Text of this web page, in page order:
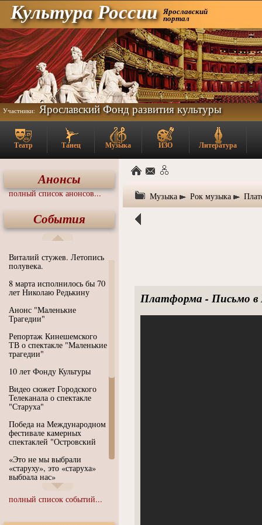
Культура России Ярославский
портал
Участники: Ярославский Фонд развития культуры
Театр Танец Музыка ИЗО Литература
Анонсы
полный список анонсов...
События
Виталий стужев. Летопись
полувека.
8 марта исполнилось бы 70
лет Николаю Редькину
Анонс "Маленькие
Трагедии"
Репортаж Кинешемского
ТВ о спектакле "Маленькие
трагедии"
10 лет Фонду Культуры
Видео сюжет Городского
Телеканала о спектакле
"Старуха"
Победа на Международном
фестивале камерных
спектаклей "Островский
«Это не мы выбрали
«старуху», это «старуха»
выбрала нас»
Иммерсивный спектакль
"Язык чистого полета
полный список событий...
Музыка Рок музыка
Платформа - Письмо в